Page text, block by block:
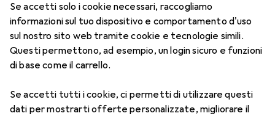
Se accetti solo i cookie necessari, raccogliamo
informazioni sul tuo dispositivo e comportamento d'uso
sul nostro sito web tramite cookie e tecnologie simili.
Questi permettono, ad esempio, un login sicuro e funzioni
di base come il carrello.
Se accetti tutti i cookie, ci permetti di utilizzare questi
dati per mostrarti offerte personalizzate, migliorare il
1 Immagine
Air Optix più HydraGlyde per
-1.5, Obiettivo mensile, 6 pz., Torico
EUR
47,29 EUR
7,88/1pz.